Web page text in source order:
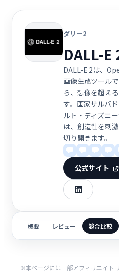
ダリー2
DALL-E
DALL-E 2は、
画像生成ツール
ら、想像を超え
す。画家サルバ
ルト・ディズニ
は、創造性を刺
切り開きます。
公式サイト
概要 レビュー 競合比較
※本ページには一部アフィリエイト